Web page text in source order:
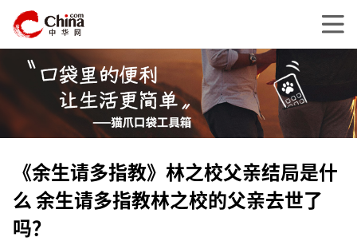
《余生请多指教》林之校父亲结局是什
么 余生请多指教林之校的父亲去世了
吗？